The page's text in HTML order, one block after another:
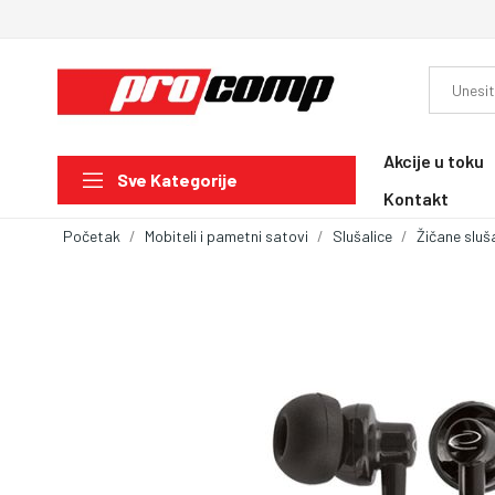
Sve Kategorije
Akcije u toku
Kontakt
Početak Mobiteli i pametni satovi Slušalice Žičane